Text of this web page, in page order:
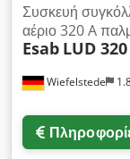
Wiefelstede
Συσκευή
αέριο 320 A
Esab LUD